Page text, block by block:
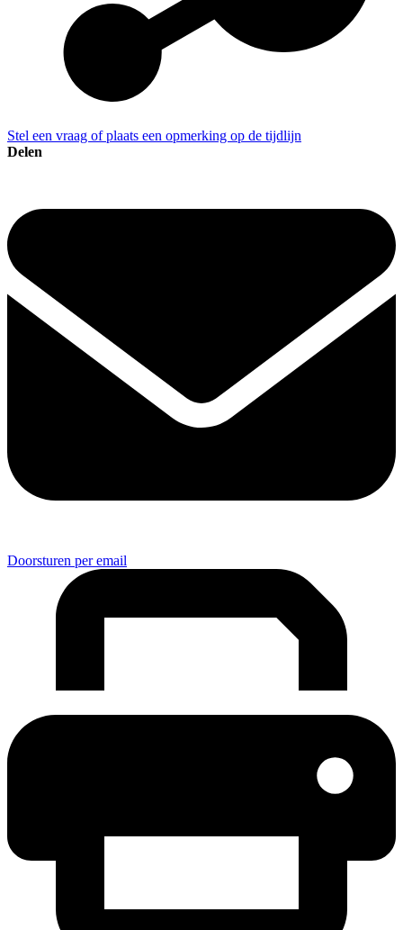
Stel een vraag of plaats een opmerking op de tijdlijn
Delen
Doorsturen per email